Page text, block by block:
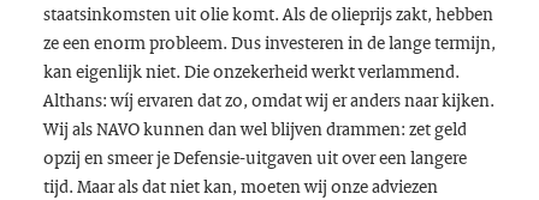
staatsinkomsten uit olie komt. Als de olieprijs zakt, hebben
ze een enorm probleem. Dus investeren in de lange termijn,
kan eigenlijk niet. Die onzekerheid werkt verlammend.
Althans: wíj ervaren dat zo, omdat wij er anders naar kijken.
Wij als NAVO kunnen dan wel blijven drammen: zet geld
opzij en smeer je Defensie-uitgaven uit over een langere
tijd. Maar als dat niet kan, moeten wij onze adviezen